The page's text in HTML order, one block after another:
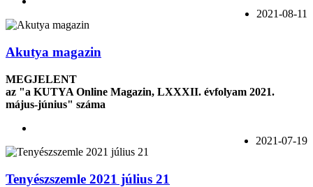
2021-08-11
Akutya magazin
MEGJELENT
az "a KUTYA Online Magazin, LXXXII. évfolyam 2021.
május-június" száma
2021-07-19
Tenyészszemle 2021 július 21